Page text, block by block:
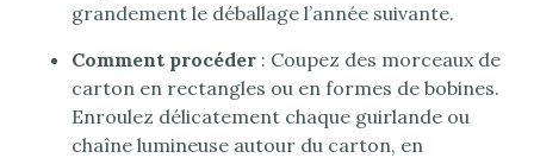
grandement le déballage l’année suivante.
Comment procéder : Coupez des morceaux de
carton en rectangles ou en formes de bobines.
Enroulez délicatement chaque guirlande ou
chaîne lumineuse autour du carton, en